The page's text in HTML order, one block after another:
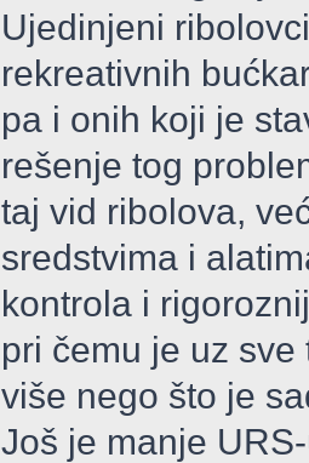
Ujedinjeni
rekreativnih
pa i onih koji je
rešenje tog
taj vid ribolova,
sredstvima i
kontrola i
pri čemu je uz
više nego što je
Još je manje